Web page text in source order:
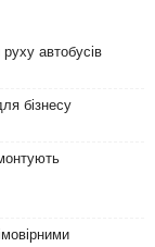
автобусів
бізнесу